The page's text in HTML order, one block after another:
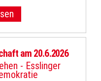
am 20.6.2026
- Esslinger